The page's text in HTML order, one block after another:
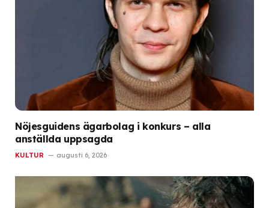
Nöjesguidens ägarbolag i konkurs – alla
anställda uppsagda
KULTUR augusti 6, 2026